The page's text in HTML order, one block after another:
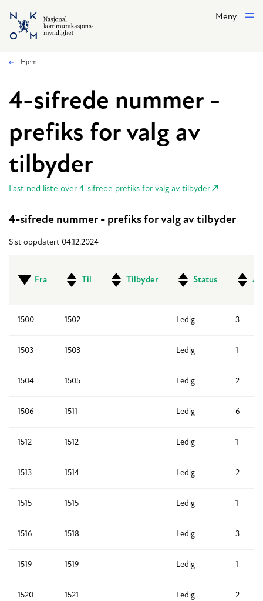
Hopp til hovedinnhold
Meny
Hjem
4-sifrede nummer -
prefiks for valg av
tilbyder
Last ned liste over 4-sifrede prefiks for valg av tilbyder
4-sifrede nummer - prefiks for valg av tilbyder
Sist oppdatert 04.12.2024
Fra Til Tilbyder Status
1500 1502 Ledig 3
1503 1503 Ledig 1
1504 1505 Ledig 2
1506 1511 Ledig 6
1512 1512 Ledig 1
1513 1514 Ledig 2
1515 1515 Ledig 1
1516 1518 Ledig 3
1519 1519 Ledig 1
1520 1521 Ledig 2